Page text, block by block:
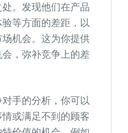
。发现他们在产品
等方面的差距，以
机会。这为你提供
，弥补竞争上的差
手的分析，你可以
或满足不到的顾客